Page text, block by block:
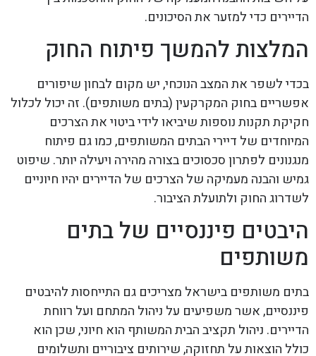
הדיירים כדי למזער את הסיכונים.
המלצות להמשך פיתוח החוק
בכדי לשפר את המצב הנוכחי, יש מקום לבחון שיפורים
אפשריים בחוק המקרקעין (בתים משותפים). זה יכול לכלול
חקיקת תקנות נוספות שיביאו לידי ביטוי את הצרכים
המיוחדים של דיירי הבתים המשותפים, כמו גם פיתוח
מנגנונים לפתרון סכסוכים בצורה מהירה ויעילה יותר. שיפוט
גמיש והבנה מעמיקה של הצרכים של הדיירים יהיו חיוניים
לשדרוג החוק ולתועלת הציבור.
היבטים פיננסיים של בתים
משותפים
בתים משותפים בישראל מצריכים גם התייחסות להיבטים
פיננסיים, אשר משפיעים על ניהול המתחם ועל רווחת
הדיירים. ניהול תקציב הבית המשותף הוא חיוני, שכן הוא
כולל הוצאות על תחזוקה, שירותים ציבוריים ותשלומים